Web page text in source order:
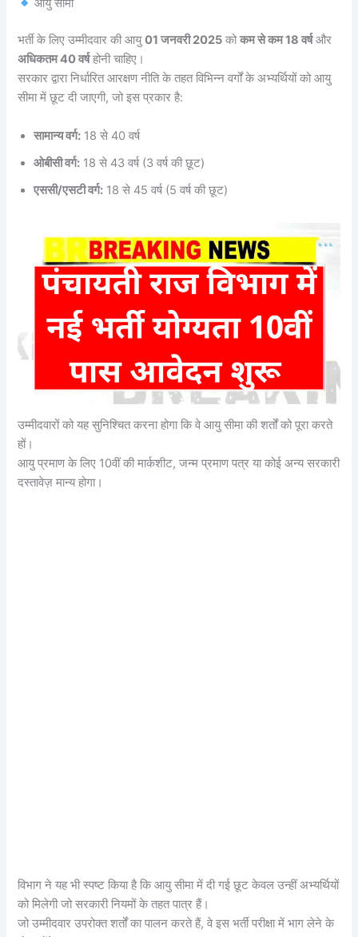
आयु सीमा
भर्ती के लिए उम्मीदवार की आयु01 जनवरी 2025 कोकम से कम 18 वर्षऔर
अधिकतम 40 वर्षहोनी चाहिए।
सरकार द्वारा निर्धारित आरक्षण नीति के तहत विभिन्न वर्गों के अभ्यर्थियों को आयु
सीमा में छूट दी जाएगी, जो इस प्रकार है:
सामान्य वर्ग: 18 से 40 वर्ष
ओबीसी वर्ग: 18 से 43 वर्ष (3 वर्ष की छूट)
एससी/एसटी वर्ग: 18 से 45 वर्ष (5 वर्ष की छूट)
उम्मीदवारों को यह सुनिश्चित करना होगा कि वे आयु सीमा की शर्तों को पूरा करते
हों।
आयु प्रमाण के लिए 10वीं की मार्कशीट, जन्म प्रमाण पत्र या कोई अन्य सरकारी
दस्तावेज़ मान्य होगा।
विभाग ने यह भी स्पष्ट किया है कि आयु सीमा में दी गई छूट केवल उन्हीं अभ्यर्थियों
को मिलेगी जो सरकारी नियमों के तहत पात्र हैं।
जो उम्मीदवार उपरोक्त शर्तों का पालन करते हैं, वे इस भर्ती परीक्षा में भाग लेने के